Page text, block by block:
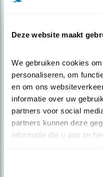
Deze website maakt
We gebruiken cookies
personaliseren, om
en om ons
informatie over uw
partners voor social
partners kunnen deze
informatie die u aan ze
over vogels en